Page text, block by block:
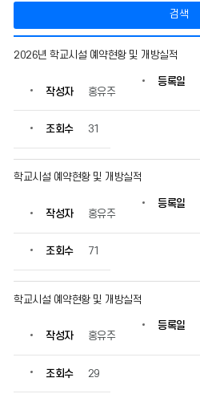
검색
지
의
물
번
자,
록
2026년 학교시설 예약현황 및 개방실적
작성자 홍유주
등록일
조회수 31
학교시설 예약현황 및 개방실적
작성자 홍유주
등록일
조회수 71
학교시설 예약현황 및 개방실적
작성자 홍유주
등록일
조회수 29